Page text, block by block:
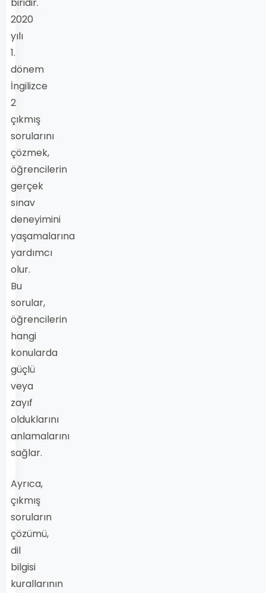
biridir.
2020
yılı
1.
dönem
İngilizce
2
çıkmış
sorularını
çözmek,
öğrencilerin
gerçek
sınav
deneyimini
yaşamalarına
yardımcı
olur.
Bu
sorular,
öğrencilerin
hangi
konularda
güçlü
veya
zayıf
olduklarını
anlamalarını
sağlar.
Ayrıca,
çıkmış
soruların
çözümü,
dil
bilgisi
kurallarının